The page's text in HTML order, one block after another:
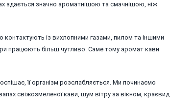
здається значно ароматнішою та смачнішою, ніж
контактують із вихлопними газами, пилом та іншими
працюють більш чутливо. Саме тому аромат кави
її організм розслабляється. Ми починаємо
свіжозмеленої кави, шум вітру за вікном, краєвид